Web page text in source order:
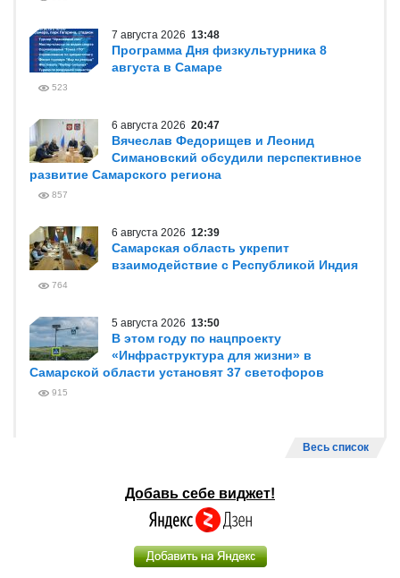
7 августа 2026 13:48
Программа Дня физкультурника 8
августа в Самаре
523
6 августа 2026 20:47
Вячеслав Федорищев и Леонид
Симановский обсудили перспективное
развитие Самарского региона
857
6 августа 2026 12:39
Самарская область укрепит
взаимодействие с Республикой Индия
764
5 августа 2026 13:50
В этом году по нацпроекту
«Инфраструктура для жизни» в
Самарской области установят 37 светофоров
915
Весь список
Добавь себе виджет!